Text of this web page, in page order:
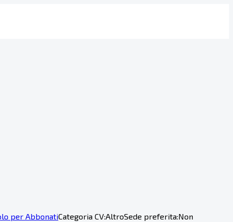
per AbbonatiCategoria CV:AltroSede preferita:Non